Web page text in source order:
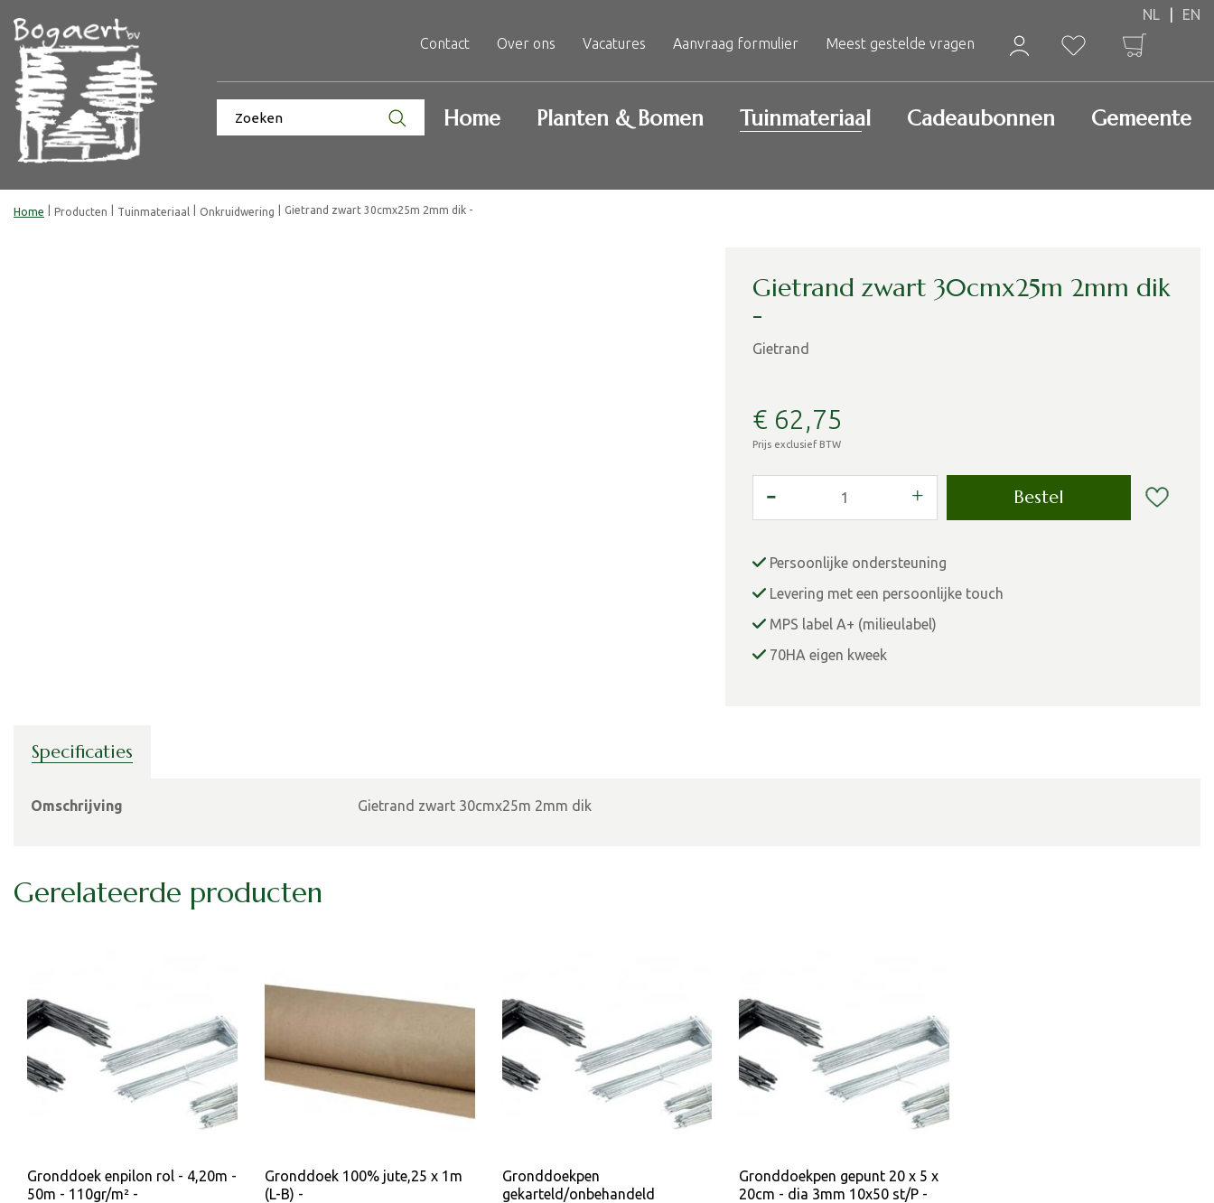
naar
content
Home Producten Tuinmateriaal Onkruidwering Gietrand zwart 30cmx25m 2mm dik -
Contact Over ons Vacatures Aanvraag formulier Meest gestelde vragen
Home Planten & Bomen Tuinmateriaal Cadeaubonnen Gemeente
Gietrand zwart 30cmx25m 2mm dik
-
Gietrand
€ 62,75
Prijs exclusief BTW
Persoonlijke ondersteuning
Levering met een persoonlijke touch
MPS label A+ (milieulabel)
70HA eigen kweek
Specificaties
Omschrijving Gietrand zwart 30cmx25m 2mm dik
Gerelateerde producten
Gronddoek enpilon rol - 4,20m -
50m - 110gr/m² -
Gronddoek 100% jute,25 x 1m
(L-B) -
Gronddoekpen
gekarteld/onbehandeld
Gronddoekpen gepunt 20 x 5 x
20cm - dia 3mm 10x50 st/P -